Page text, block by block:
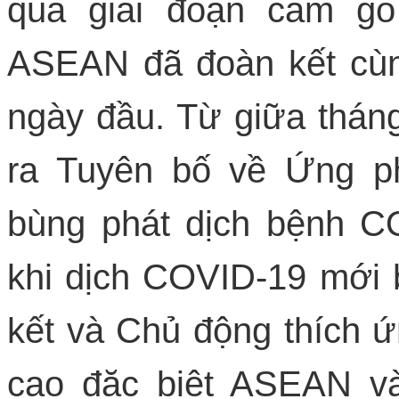
qua giai đoạn cam
ASEAN đã đoàn kết
ngày đầu. Từ giữa
ra Tuyên bố về Ứng
bùng phát dịch bệnh
khi dịch COVID-19 mới
kết và Chủ động thích
cao đặc biệt ASEAN